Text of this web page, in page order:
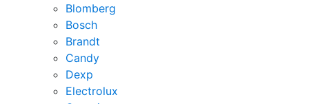
Blomberg
Bosch
Brandt
Candy
Dexp
Electrolux